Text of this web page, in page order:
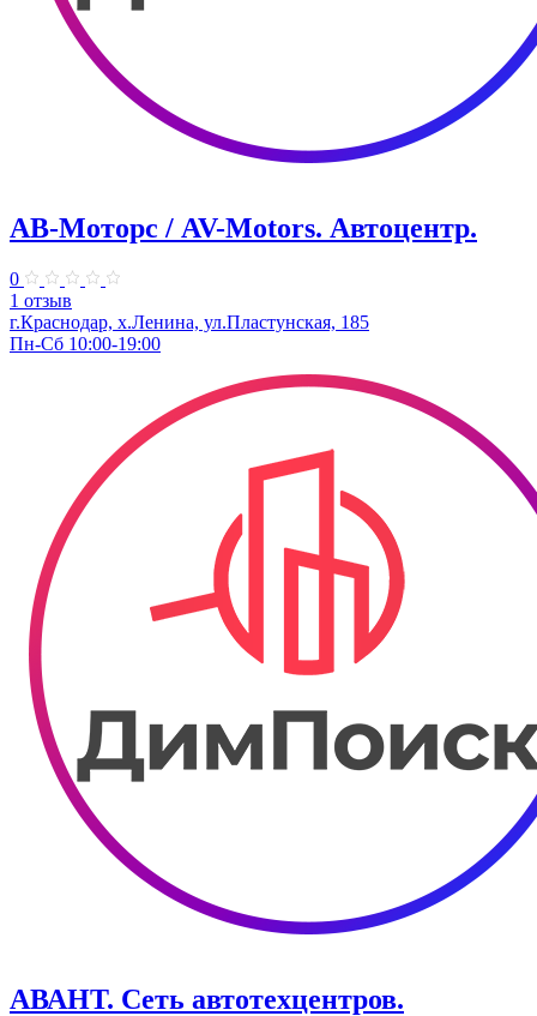
АВ-Моторс / AV-Motors. Автоцентр.
0
1 отзыв
г.Краснодар, х.Ленина, ул.Пластунская, 185
Пн-Сб 10:00-19:00
АВАНТ. ​Сеть автотехцентров.